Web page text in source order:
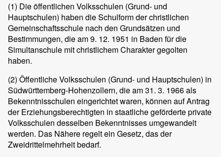
(1) Die öffentlichen Volksschulen (Grund- und
Hauptschulen) haben die Schulform der christlichen
Gemeinschaftsschule nach den Grundsätzen und
Bestimmungen, die am 9. 12. 1951 in Baden für die
Simultanschule mit christlichem Charakter gegolten
haben.
(2) Öffentliche Volksschulen (Grund- und Hauptschulen) in
Südwürttemberg-Hohenzollern, die am 31. 3. 1966 als
Bekenntnisschulen eingerichtet waren, können auf Antrag
der Erziehungsberechtigten in staatliche geförderte private
Volksschulen desselben Bekenntnisses umgewandelt
werden. Das Nähere regelt ein Gesetz, das der
Zweidrittelmehrheit bedarf.